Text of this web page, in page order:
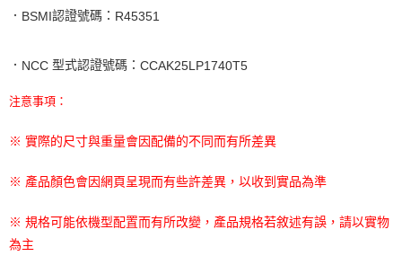
． BSMI認證號碼： R45351
． NCC 型式認證號碼： CCAK25LP1740T5
注意事項：
※ 實際的尺寸與重量會因配備的不同而有所差異
※ 產品顏色會因網頁呈現而有些許差異，以收到實品為準
※ 規格可能依機型配置而有所改變，產品規格若敘述有誤，請以實物
為主